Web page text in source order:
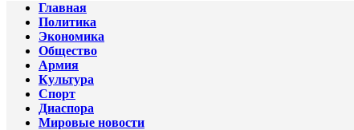
Главная
Политика
Экономика
Общество
Армия
Культура
Спорт
Диаспора
Мировые новости